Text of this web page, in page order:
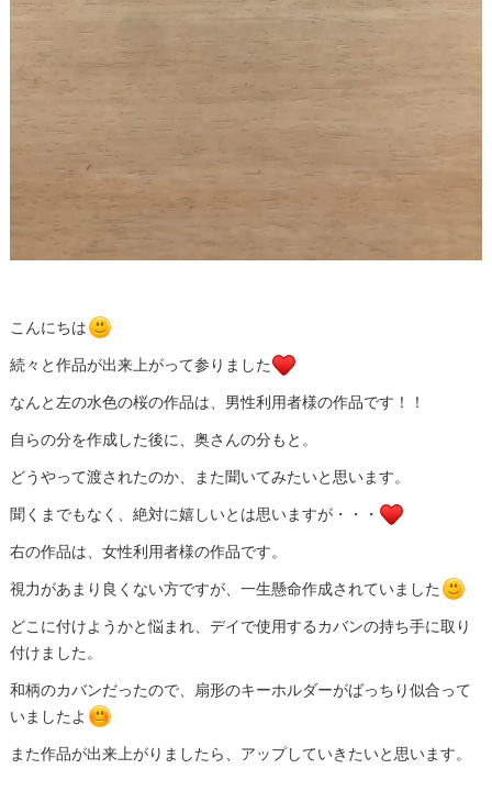
こんにちは
続々と作品が出来上がって参りました
なんと左の水色の桜の作品は、男性利用者様の作品です！！
自らの分を作成した後に、奥さんの分もと。
どうやって渡されたのか、また聞いてみたいと思います。
聞くまでもなく、絶対に嬉しいとは思いますが・・・
右の作品は、女性利用者様の作品です。
視力があまり良くない方ですが、一生懸命作成されていました
どこに付けようかと悩まれ、デイで使用するカバンの持ち手に取り
付けました。
和柄のカバンだったので、扇形のキーホルダーがばっちり似合って
いましたよ
また作品が出来上がりましたら、アップしていきたいと思います。